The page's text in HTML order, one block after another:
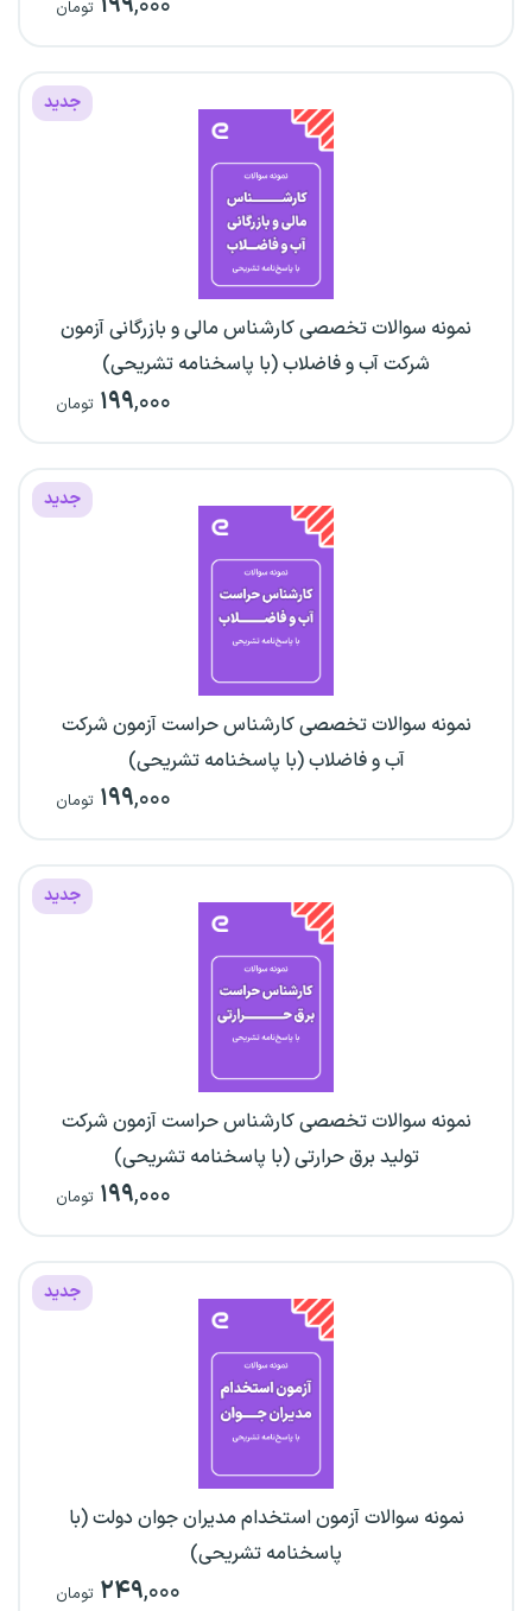
تومان
جدید
نمونه سوالات تخصصی کارشناس مالی و بازرگانی آزمون
شرکت آب و فاضلاب (با پاسخنامه تشریحی)
۱۹۹,۰۰۰ تومان
جدید
نمونه سوالات تخصصی کارشناس حراست آزمون شرکت
آب و فاضلاب (با پاسخنامه تشریحی)
۱۹۹,۰۰۰ تومان
جدید
نمونه سوالات تخصصی کارشناس حراست آزمون شرکت
تولید برق حرارتی (با پاسخنامه تشریحی)
۱۹۹,۰۰۰ تومان
جدید
نمونه سوالات آزمون استخدام مدیران جوان دولت (با
پاسخنامه تشریحی)
۲۴۹,۰۰۰ تومان